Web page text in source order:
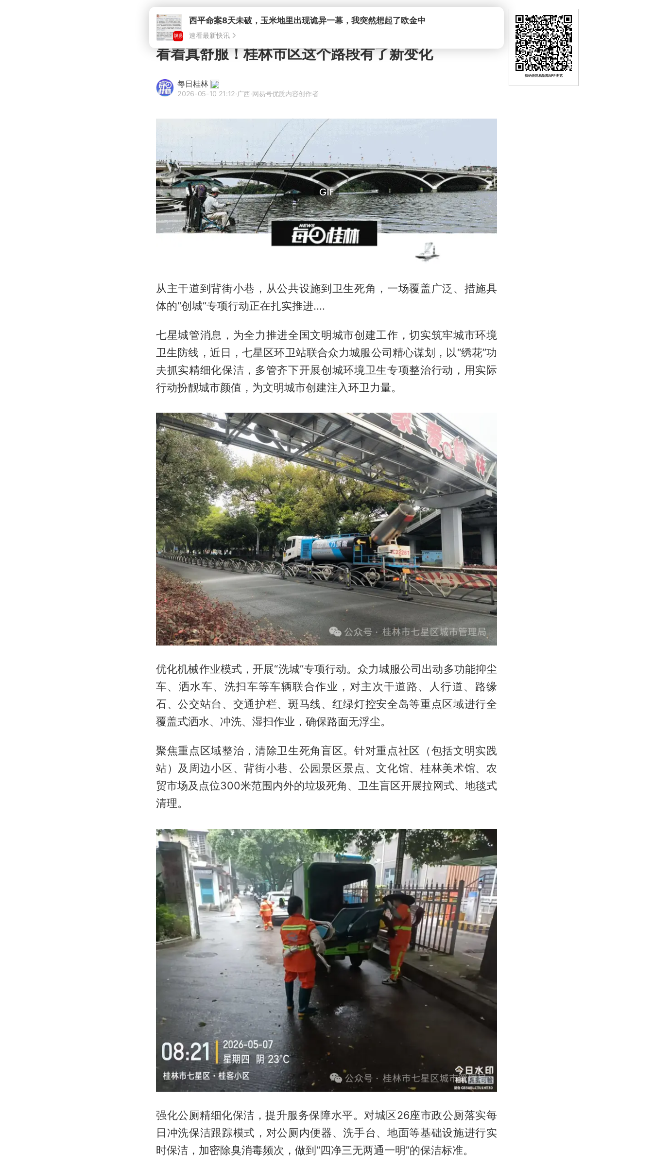
西平命案8天未破，玉米地里出现诡异一幕，我突然想起了欧金中
速看最新快讯
看着真舒服！桂林市区这个路段有了新变化
每日桂林
2026-05-10 21:12·广西·网易号优质内容创作者
从主干道到背街小巷，从公共设施到卫生死角，一场覆盖广泛、措施具
体的“创城”专项行动正在扎实推进....
七星城管消息，为全力推进全国文明城市创建工作，切实筑牢城市环境
卫生防线，近日，七星区环卫站联合众力城服公司精心谋划，以“绣花”功
夫抓实精细化保洁，多管齐下开展创城环境卫生专项整治行动，用实际
行动扮靓城市颜值，为文明城市创建注入环卫力量。
优化机械作业模式，开展“洗城”专项行动。众力城服公司出动多功能抑尘
车、洒水车、洗扫车等车辆联合作业，对主次干道路、人行道、路缘
石、公交站台、交通护栏、斑马线、红绿灯控安全岛等重点区域进行全
覆盖式洒水、冲洗、湿扫作业，确保路面无浮尘。
聚焦重点区域整治，清除卫生死角盲区。针对重点社区（包括文明实践
站）及周边小区、背街小巷、公园景区景点、文化馆、桂林美术馆、农
贸市场及点位300米范围内外的垃圾死角、卫生盲区开展拉网式、地毯式
清理。
强化公厕精细化保洁，提升服务保障水平。对城区26座市政公厕落实每
日冲洗保洁跟踪模式，对公厕内便器、洗手台、地面等基础设施进行实
时保洁，加密除臭消毒频次，做到“四净三无两通一明”的保洁标准。
扫码去网易新闻APP浏览